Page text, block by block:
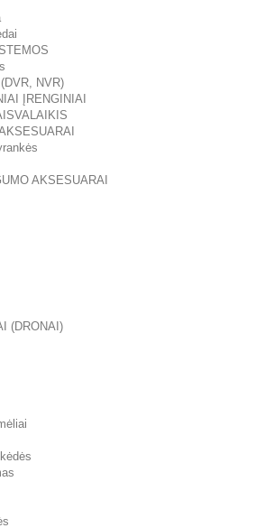
NVR)
ĮRENGINIAI
AKSESUARAI
(DRONAI)